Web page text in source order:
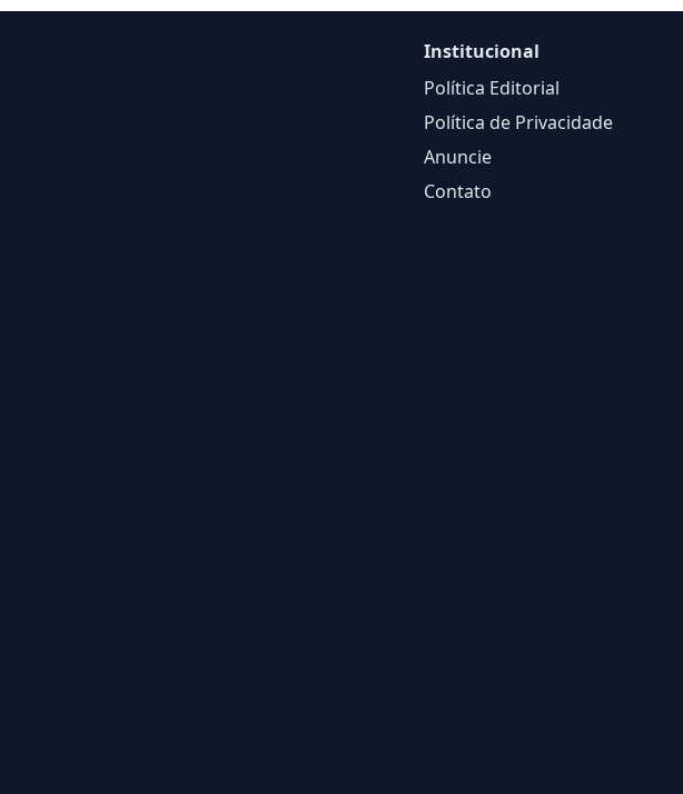
Institucional
Política Editorial
Política de Privacidade
Anuncie
Contato